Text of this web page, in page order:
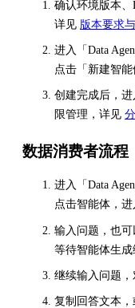
确认环境版本、
详见 版本要求
进入「Data
点击「新建智
创建完成后，
限管理，详见
数据消费者流程
进入「Data
点击智能体，进
输入问题，也
等待智能体生成
继续输入问题，
复制回答文本，